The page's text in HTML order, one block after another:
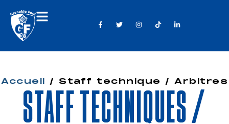
Accueil / Staff technique / Arbitres
Staff techniques /